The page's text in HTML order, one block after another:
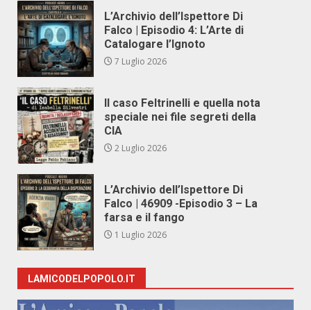
L’Archivio dell’Ispettore Di
Falco | Episodio 4: L’Arte di
Catalogare l’Ignoto
7 Luglio 2026
Il caso Feltrinelli e quella nota
speciale nei file segreti della
CIA
2 Luglio 2026
L’Archivio dell’Ispettore Di
Falco | 46909 -Episodio 3 – La
farsa e il fango
1 Luglio 2026
LAMICODELPOPOLO.IT